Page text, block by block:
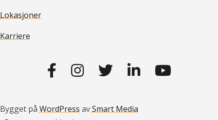
Lokasjoner
Karriere
Gå til vår Facebook
Gå til vår Instagram
Gå til vår Twitter
Gå til vår LinkedIn
Gå til vår
Bygget på WordPress avSmart Media